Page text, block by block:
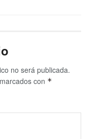
no será publicada.
con *